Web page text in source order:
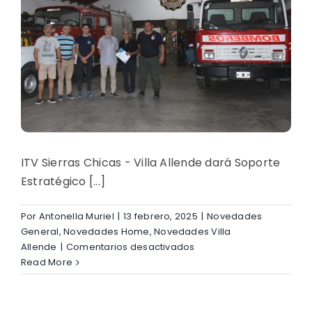
ITV Sierras Chicas - Villa Allende dará Soporte
Estratégico [...]
Por Antonella Muriel | 13 febrero, 2025 | Novedades
General,Novedades Home,Novedades Villa
Allende | Comentarios desactivados
a
Read More